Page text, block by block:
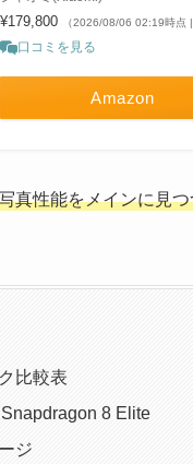
¥179,800 （2026/08/06 02:19時点 |
口コミを見る
Amazon
真性能をメインに見
比較表
8 Elite
ジ